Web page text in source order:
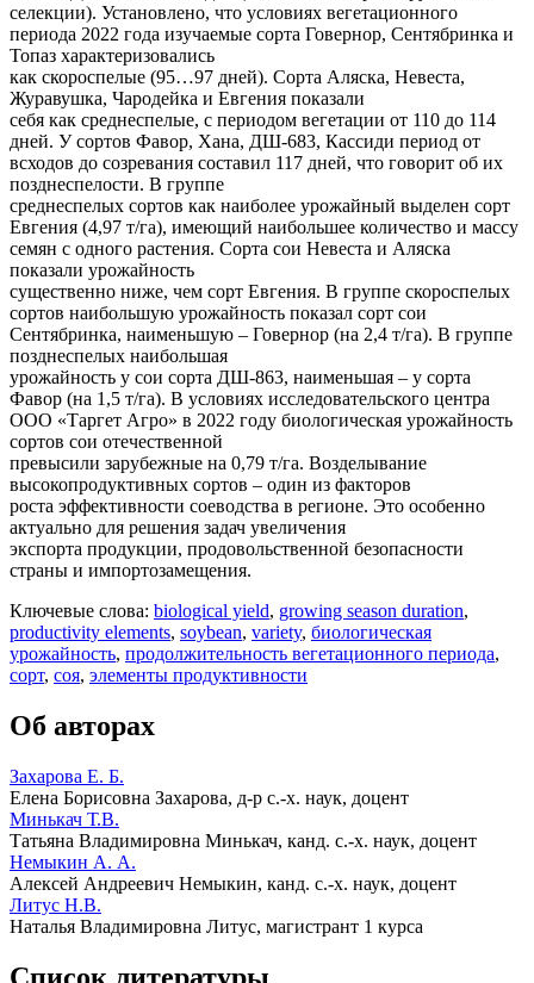
селекции). Установлено, что условиях вегетационного
периода 2022 года изучаемые сорта Говернор, Сентябринка и
Топаз характеризовались
как скороспелые (95…97 дней). Сорта Аляска, Невеста,
Журавушка, Чародейка и Евгения показали
себя как среднеспелые, с периодом вегетации от 110 до 114
дней. У сортов Фавор, Хана, ДШ-683, Кассиди период от
всходов до созревания составил 117 дней, что говорит об их
позднеспелости. В группе
среднеспелых сортов как наиболее урожайный выделен сорт
Евгения (4,97 т/га), имеющий наибольшее количество и массу
семян с одного растения. Сорта сои Невеста и Аляска
показали урожайность
существенно ниже, чем сорт Евгения. В группе скороспелых
сортов наибольшую урожайность показал сорт сои
Сентябринка, наименьшую – Говернор (на 2,4 т/га). В группе
позднеспелых наибольшая
урожайность у сои сорта ДШ-863, наименьшая – у сорта
Фавор (на 1,5 т/га). В условиях исследовательского центра
ООО «Таргет Агро» в 2022 году биологическая урожайность
сортов сои отечественной
превысили зарубежные на 0,79 т/га. Возделывание
высокопродуктивных сортов – один из факторов
роста эффективности соеводства в регионе. Это особенно
актуально для решения задач увеличения
экспорта продукции, продовольственной безопасности
страны и импортозамещения.
Ключевые слова: biological yield, growing season duration,
productivity elements, soybean, variety, биологическая
урожайность, продолжительность вегетационного периода,
сорт, соя, элементы продуктивности
Об авторах
Захарова Е. Б.
Елена Борисовна Захарова, д-р с.-х. наук, доцент
Минькач Т.В.
Татьяна Владимировна Минькач, канд. с.-х. наук, доцент
Немыкин А. А.
Алексей Андреевич Немыкин, канд. с.-х. наук, доцент
Литус Н.В.
Наталья Владимировна Литус, магистрант 1 курса